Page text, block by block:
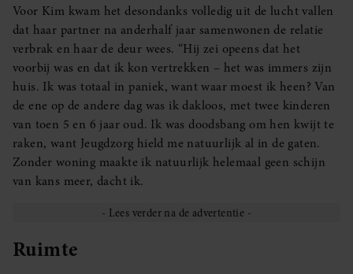
Voor Kim kwam het desondanks volledig uit de lucht vallen
dat haar partner na anderhalf jaar samenwonen de relatie
verbrak en haar de deur wees. “Hij zei opeens dat het
voorbij was en dat ik kon vertrekken – het was immers zijn
huis. Ik was totaal in paniek, want waar moest ik heen? Van
de ene op de andere dag was ik dakloos, met twee kinderen
van toen 5 en 6 jaar oud. Ik was doodsbang om hen kwijt te
raken, want Jeugdzorg hield me natuurlijk al in de gaten.
Zonder woning maakte ik natuurlijk helemaal geen schijn
van kans meer, dacht ik.
Ruimte